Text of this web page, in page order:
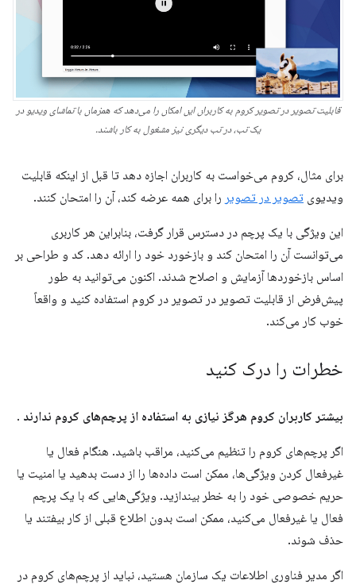
قابلیت تصویر در تصویر کروم به کاربران این امکان را می‌دهد که همزمان با تماشای ویدیو در
یک تب، در تب دیگری نیز مشغول به کار باشند.
برای مثال، کروم می‌خواست به کاربران اجازه دهد تا قبل از اینکه قابلیت
ویدیوی تصویر در تصویر را برای همه عرضه کند، آن را امتحان کنند.
این ویژگی با یک پرچم در دسترس قرار گرفت، بنابراین هر کاربری
می‌توانست آن را امتحان کند و بازخورد خود را ارائه دهد. کد و طراحی بر
اساس بازخوردها آزمایش و اصلاح شدند. اکنون می‌توانید به طور
پیش‌فرض از قابلیت تصویر در تصویر در کروم استفاده کنید و واقعاً
خوب کار می‌کند.
خطرات را درک کنید
بیشتر کاربران کروم هرگز نیازی به استفاده از پرچم‌های کروم ندارند .
اگر پرچم‌های کروم را تنظیم می‌کنید، مراقب باشید. هنگام فعال یا
غیرفعال کردن ویژگی‌ها، ممکن است داده‌ها را از دست بدهید یا امنیت یا
حریم خصوصی خود را به خطر بیندازید. ویژگی‌هایی که با یک پرچم
فعال یا غیرفعال می‌کنید، ممکن است بدون اطلاع قبلی از کار بیفتند یا
حذف شوند.
اگر مدیر فناوری اطلاعات یک سازمان هستید، نباید از پرچم‌های کروم در